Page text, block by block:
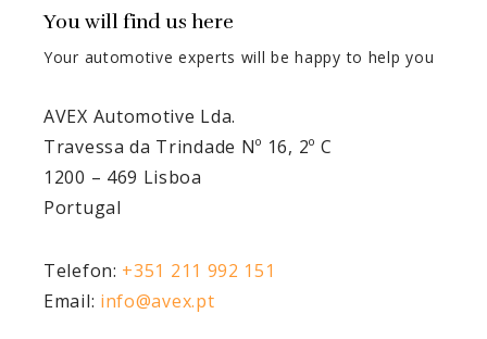
You will find us here
Your automotive experts will be happy to help you
AVEX Automotive Lda.
Travessa da Trindade Nº 16, 2º C
1200 – 469 Lisboa
Portugal
Telefon: +351 211 992 151
Email: info@avex.pt